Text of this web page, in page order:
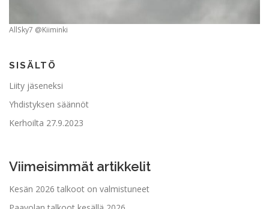
AllSky7 @Kiiminki
SISÄLTÖ
Liity jäseneksi
Yhdistyksen säännöt
Kerhoilta 27.9.2023
Viimeisimmät artikkelit
Kesän 2026 talkoot on valmistuneet